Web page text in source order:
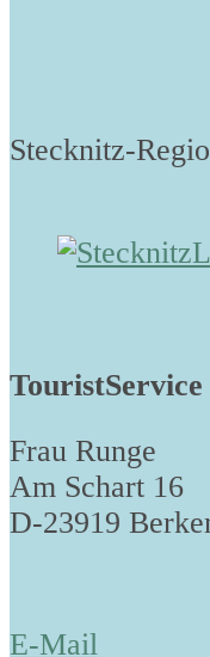
Stecknitz-
Frau Runge
Am Schart 16
D-23919
E-Mail